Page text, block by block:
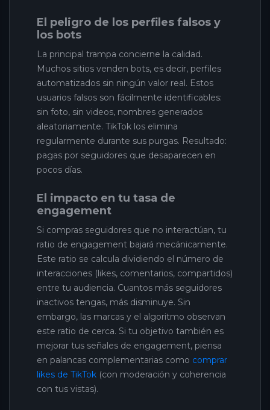
El peligro de los perfiles falsos y
los bots
La principal trampa concierne la calidad.
Muchos sitios venden bots, es decir, perfiles
automatizados sin ningún valor real. Estos
usuarios falsos son fácilmente identificables:
sin foto, sin videos, nombres generados
aleatoriamente. TikTok los elimina
regularmente durante sus purgas. Resultado:
pagas por seguidores que desaparecen en
pocos días.
El impacto en tu tasa de
engagement
Si compras seguidores que no interactúan, tu
ratio de engagement bajará mecánicamente.
Este ratio se calcula dividiendo el número de
interacciones (likes, comentarios, compartidos)
entre tu audiencia. Cuantos más seguidores
inactivos tengas, más disminuye. Sin
embargo, las marcas y el algoritmo observan
este ratio de cerca. Si tu objetivo también es
mejorar tus señales de engagement, piensa
en palancas complementarias como comprar
likes de TikTok (con moderación y coherencia
con tus vistas).